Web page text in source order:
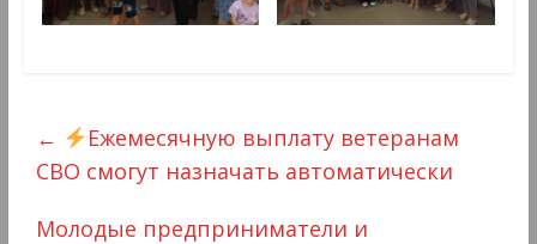
←
Ежемесячную выплату ветеранам
СВО смогут назначать автоматически
Молодые предприниматели и